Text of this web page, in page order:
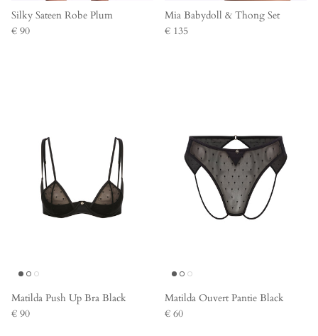
Silky Sateen Robe Plum
€ 90
Mia Babydoll & Thong Set
€ 135
Matilda Push Up Bra Black
€ 90
Matilda Ouvert Pantie Black
€ 60